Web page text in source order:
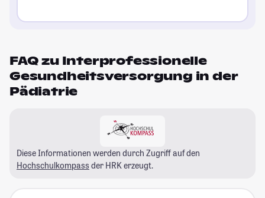
FAQ zu Interprofessionelle
Gesundheitsversorgung in der
Pädiatrie
Diese Informationen werden durch Zugriff auf den
Hochschulkompass der HRK erzeugt.